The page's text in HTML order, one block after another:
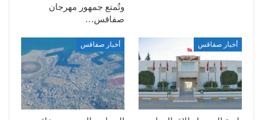
وتُمتع جمهور مهرجان
صفاقس…
أخبار صفاقس أخبار صفاقس